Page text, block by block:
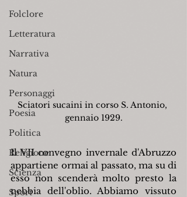
Folclore
Letteratura
Narrativa
Natura
Personaggi
Poesia
Politica
Religione
Scienza
Sport
Sciatori sucaini in corso S. Antonio,
gennaio 1929.
Il VII convegno invernale d'Abruzzo
appartiene ormai al passato, ma su di
esso non scenderà molto presto la
nebbia dell'oblio. Abbiamo vissuto